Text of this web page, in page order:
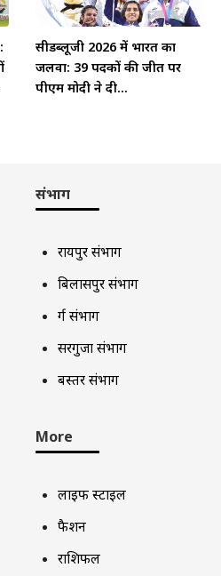
सीडब्लूजी 2026 में भारत का
जलवा: 39 पदकों की जीत पर
पीएम मोदी ने दी...
संभाग
रायपुर संभाग
बिलासपुर संभाग
दुर्ग संभाग
सरगुजा संभाग
बस्तर संभाग
More
लाइफ स्टाइल
फैशन
राशिफल